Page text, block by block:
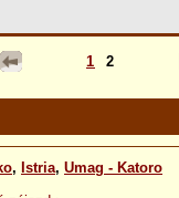
1 2
, Istria, Umag - Katoro